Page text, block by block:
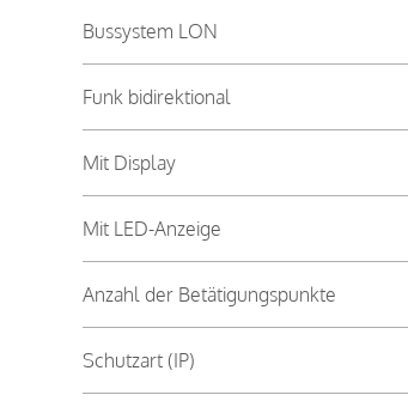
Bussystem LON
Funk bidirektional
Mit Display
Mit LED-Anzeige
Anzahl der Betätigungspunkte
Schutzart (IP)